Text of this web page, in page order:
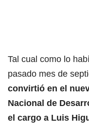
Tal cual como lo
pasado mes de
convirtió en el
Nacional de
el cargo a Luis